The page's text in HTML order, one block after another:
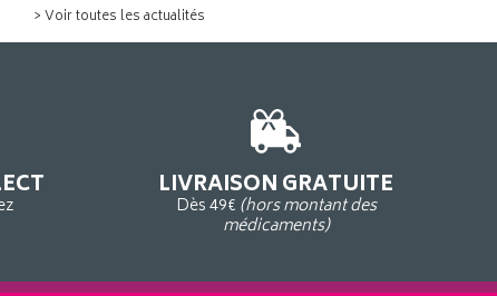
> Voir toutes les actualités
LIVRAISON GRATUITE
Dès 49€ (hors montant des
médicaments)